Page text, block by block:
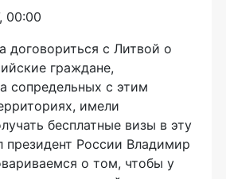
00:00
договориться с Литвой о
граждане,
сопредельных с этим
имели
бесплатные визы в эту
президент России Владимир
о том, чтобы у